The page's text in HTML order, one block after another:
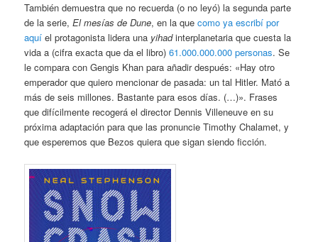
También demuestra que no recuerda (o no leyó) la segunda parte
de la serie,El mesías de Dune, en la quecomo ya escribí por
aquí el protagonista lidera una yihadinterplanetaria que cuesta la
vida a (cifra exacta que da el libro)61.000.000.000 personas. Se
le compara con Gengis Khan para añadir después: «Hay otro
emperador que quiero mencionar de pasada: un tal Hitler. Mató a
más de seis millones. Bastante para esos días. (…)». Frases
que difícilmente recogerá el director Dennis Villeneuve en su
próxima adaptación para que las pronuncie Timothy Chalamet, y
que esperemos que Bezos quiera que sigan siendo ficción.